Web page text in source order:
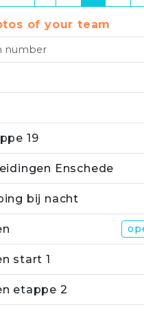
of your team
19
Enschede
bij nacht
start 1
etappe 2